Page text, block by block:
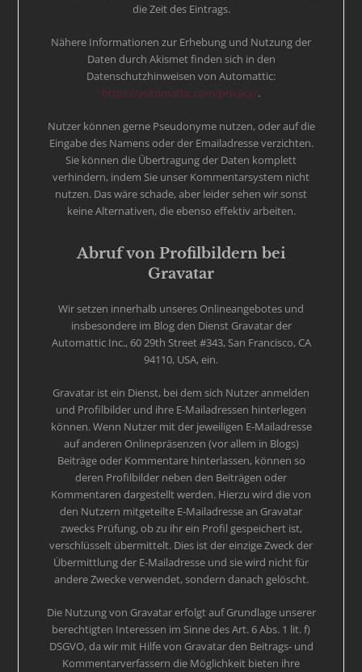
die Zeit des Eintrags.
Nähere Informationen zur Erhebung und Nutzung der
Daten durch Akismet finden sich in den
Datenschutzhinweisen von Automattic:
https://automattic.com/privacy/.
Nutzer können gerne Pseudonyme nutzen, oder auf die
Eingabe des Namens oder der Emailadresse verzichten.
Sie können die Übertragung der Daten komplett
verhindern, indem Sie unser Kommentarsystem nicht
nutzen. Das wäre schade, aber leider sehen wir sonst
keine Alternativen, die ebenso effektiv arbeiten.
Abruf von Profilbildern bei
Gravatar
Wir setzen innerhalb unseres Onlineangebotes und
insbesondere im Blog den Dienst Gravatar der
Automattic Inc., 60 29th Street #343, San Francisco, CA
94110, USA, ein.
Gravatar ist ein Dienst, bei dem sich Nutzer anmelden
und Profilbilder und ihre E-Mailadressen hinterlegen
können. Wenn Nutzer mit der jeweiligen E-Mailadresse
auf anderen Onlinepräsenzen (vor allem in Blogs)
Beiträge oder Kommentare hinterlassen, können so
deren Profilbilder neben den Beiträgen oder
Kommentaren dargestellt werden. Hierzu wird die von
den Nutzern mitgeteilte E-Mailadresse an Gravatar
zwecks Prüfung, ob zu ihr ein Profil gespeichert ist,
verschlüsselt übermittelt. Dies ist der einzige Zweck der
Übermittlung der E-Mailadresse und sie wird nicht für
andere Zwecke verwendet, sondern danach gelöscht.
Die Nutzung von Gravatar erfolgt auf Grundlage unserer
berechtigten Interessen im Sinne des Art. 6 Abs. 1 lit. f)
DSGVO, da wir mit Hilfe von Gravatar den Beitrags- und
Kommentarverfassern die Möglichkeit bieten ihre